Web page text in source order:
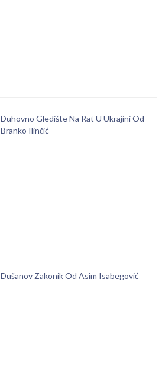
Duhovno Gledište Na Rat U Ukrajini Od
Branko Ilinčić
Dušanov Zakonik Od Asim Isabegović